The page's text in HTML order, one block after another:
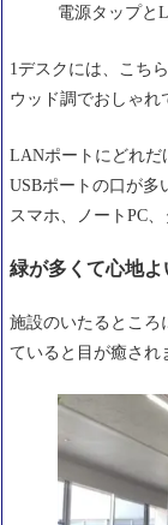
電源タップと
1デスクには、こち
ウッド調でおしゃれ
LANポートにどれだ
USBポートの口が多
スマホ、ノートPC
緑が多くて心地
施設のいたるところ
ていると目が癒され